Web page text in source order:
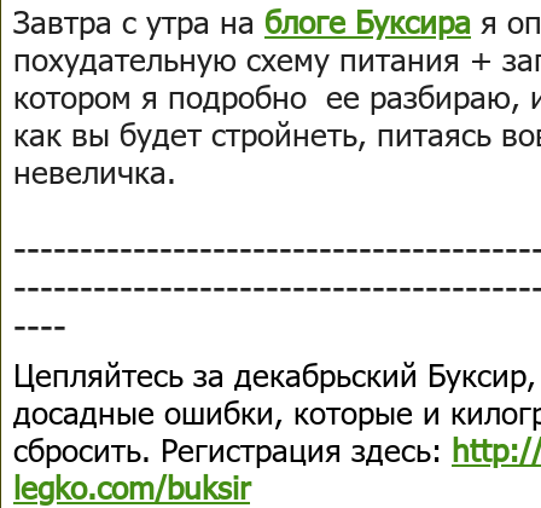
Завтра с утра на блоге Буксира я
похудательную схему питания +
котором я подробно ее разбираю,
как вы будет стройнеть, питаясь
невеличка.
----
Цепляйтесь за декабрьский
досадные ошибки, которые и
сбросить. Регистрация здесь:
legko.com/buksir